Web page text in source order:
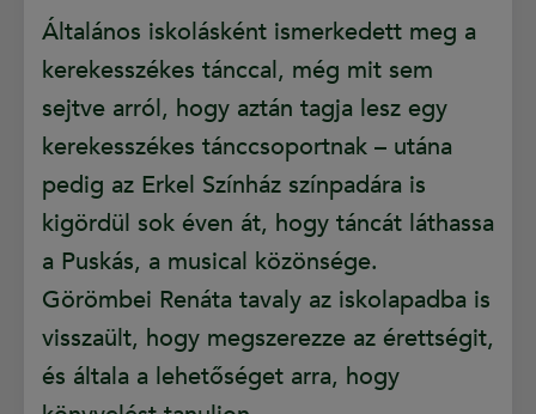
Általános iskolásként ismerkedett meg a
kerekesszékes tánccal, még mit sem
sejtve arról, hogy aztán tagja lesz egy
kerekesszékes tánccsoportnak – utána
pedig az Erkel Színház színpadára is
kigördül sok éven át, hogy táncát láthassa
a Puskás, a musical közönsége.
Görömbei Renáta tavaly az iskolapadba is
visszaült, hogy megszerezze az érettségit,
és általa a lehetőséget arra, hogy